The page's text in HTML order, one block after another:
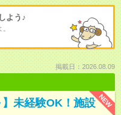
よう♪
掲載日：2026.08.09
NEW
】未経験OK！施設